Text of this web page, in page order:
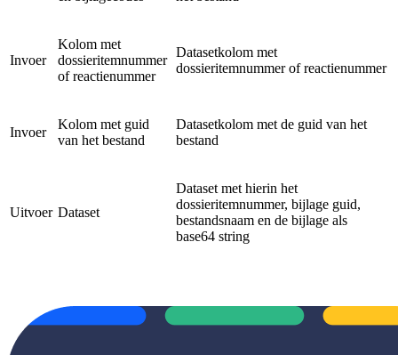
Invoer
Kolom met
dossieritemnummer
of reactienummer
Datasetkolom met
dossieritemnummer of reactienummer
Invoer
Kolom met guid
van het bestand
Datasetkolom met de guid van het
bestand
Uitvoer Dataset
Dataset met hierin het
dossieritemnummer, bijlage guid,
bestandsnaam en de bijlage als
base64 string